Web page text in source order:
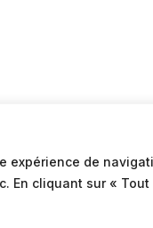
expérience de
En cliquant sur «